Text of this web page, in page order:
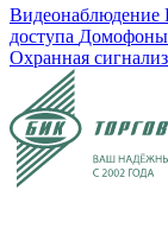
Видеонаблюдение
доступа Домофоны
Охранная